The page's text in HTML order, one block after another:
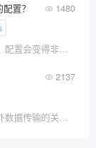
置？ 1480
当一个应用系统演变地非常大时，配置会变得非常混乱。应用系统中不同类型的配置应该如何处理？
2137
网络设备部署是确保数据中心内外数据传输的关键步骤，包括路由器、交换机、防火墙和光纤收发器等设备的安装和配置。合理的网络设备布局和配置确保数据的快速和稳定传输，防止网络瓶颈和安全漏洞。